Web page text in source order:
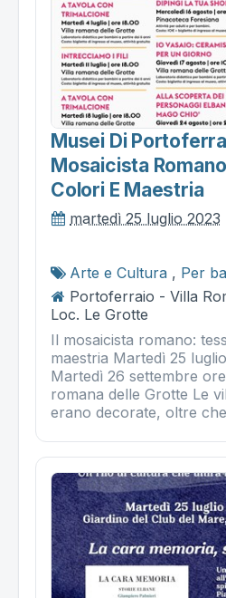
Musei Di
Mosaicista
Colori E Maestria
martedì 25 luglio 2023
Arte e Cultura , Per
Portoferraio - Villa
Loc. Le Grotte
Il mosaicista romano:
maestria Martedì 25
Martedì 26 settembre
romana delle Grotte Le
erano decorate, oltre